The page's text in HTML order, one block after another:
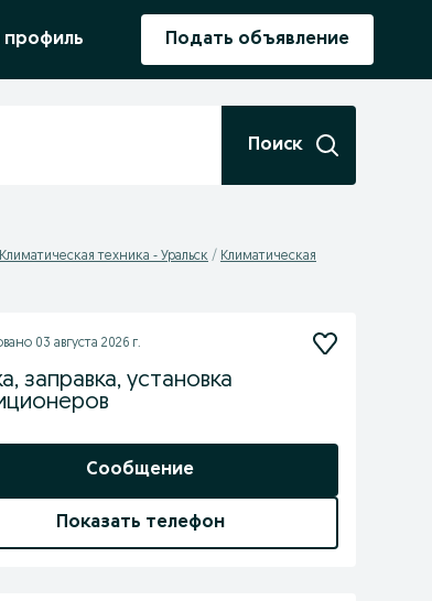
профиль Подать объявление
Поиск
Климатическая техника - Уральск
Климатическая
03 августа 2026 г.
заправка, установка
Сообщение
Показать телефон